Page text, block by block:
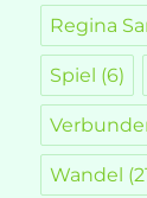
Regina
Spiel (6)
Wandel